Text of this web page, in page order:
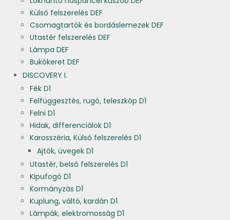
Külső felszerelés DEF
Csomagtartók és bordáslemezek DEF
Utastér felszerelés DEF
Lámpa DEF
Bukókeret DEF
DISCOVERY I.
Fék D1
Felfüggesztés, rugó, teleszkóp D1
Felni D1
Hidak, differenciálok D1
Karosszéria, Külső felszerelés D1
Ajtók, üvegek D1
Utastér, belső felszerelés D1
Kipufogó D1
Kormányzás D1
Kuplung, váltó, kardán D1
Lámpák, elektromosság D1